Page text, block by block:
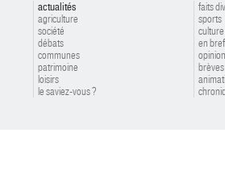
actualités
agriculture
société
débats
communes
patrimoine
loisirs
le saviez-vous ?
faits
sports
culture
en bref
brèves